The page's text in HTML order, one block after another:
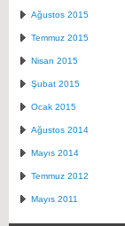
Ağustos 2015
Temmuz 2015
Nisan 2015
Şubat 2015
Ocak 2015
Ağustos 2014
Mayıs 2014
Temmuz 2012
Mayıs 2011